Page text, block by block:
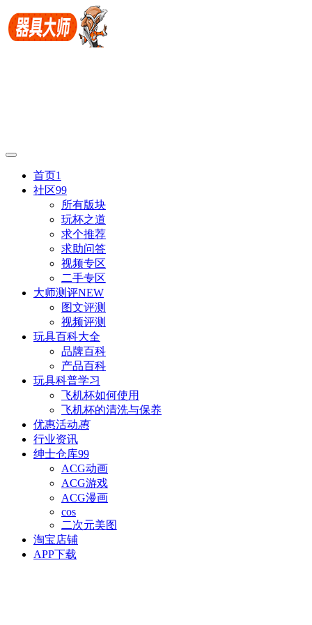
首页1
社区99
所有版块
玩杯之道
求个推荐
求助问答
视频专区
二手专区
大师测评NEW
图文评测
视频评测
玩具百科大全
品牌百科
产品百科
玩具科普学习
飞机杯如何使用
飞机杯的清洗与保养
优惠活动惠
行业资讯
绅士仓库99
ACG动画
ACG游戏
ACG漫画
cos
二次元美图
淘宝店铺
APP下载